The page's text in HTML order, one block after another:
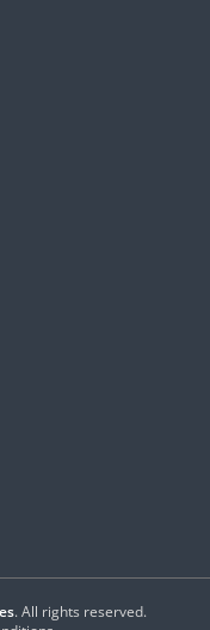
. All rights reserved.